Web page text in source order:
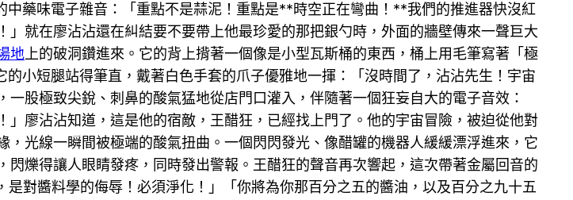
藥味電子雜音：「重點不是蒜泥！重點是**時空正在彎曲！**我們的推進器快沒紅
就在廖沾沾還在糾結要不要帶上他最珍愛的那把銀勺時，外面的牆壁傳來一聲巨大
地上的破洞鑽進來。它的背上揹著一個像是小型瓦斯桶的東西，桶上用毛筆寫著「極
短腿站得筆直，戴著白色手套的爪子優雅地一揮：「沒時間了，沾沾先生！宇宙
股極致尖銳、刺鼻的酸氣猛地從店門口灌入，伴隨著一個狂妄自大的電子音效：
」廖沾沾知道，這是他的宿敵，王醋狂，已經找上門了。他的宇宙冒險，被迫從他對
光線一瞬間被極端的酸氣扭曲。一個閃閃發光、像醋罐的機器人緩緩漂浮進來，它
爍得讓人眼睛發疼，同時發出警報。王醋狂的聲音再次響起，這次帶著金屬回音的
對醬料學的侮辱！必須淨化！」「你將為你那百分之五的醬油，以及百分之九十五